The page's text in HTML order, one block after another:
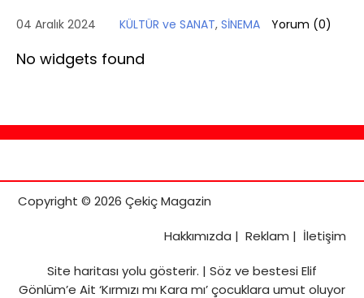
04 Aralık 2024 KÜLTÜR ve SANAT, SİNEMA Yorum (0)
No widgets found
Copyright © 2026 Çekiç Magazin
Hakkımızda | Reklam | İletişim
Site haritasıyolu gösterir. | Söz ve bestesi Elif
Gönlüm’e Ait ‘Kırmızı mı Kara mı’ çocuklara umut oluyor